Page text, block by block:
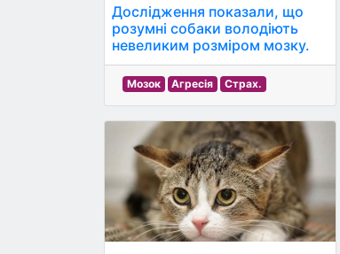
Дослідження показали, що
розумні собаки володіють
невеликим розміром мозку.
Мозок Агресія Страх.